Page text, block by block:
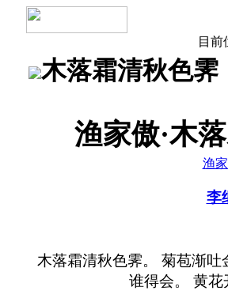
目前
木落霜清秋色霁
渔家傲·木
渔
李
木落霜清秋色霁。 菊苞渐
谁得会。 黄花